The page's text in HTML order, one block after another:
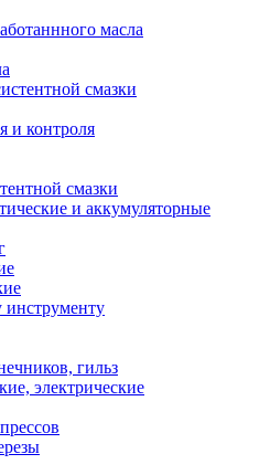
масла
смазки
и контроля
смазки
и аккумуляторные
инструменту
гильз
электрические